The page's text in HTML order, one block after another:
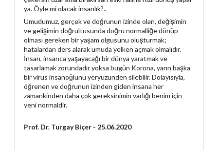
ya. Öyle mi olacak insanlık?..
Umudumuz, gerçek ve doğrunun izinde olan, değişimin
ve gelişimin doğrultusunda doğru normalliğe dönüp
olması gereken bir yaşam olgusunu oluşturmak;
hatalardan ders alarak umuda yelken açmak olmalıdır.
İnsan, insanca yaşayacağı bir dünya yaratmak ve
tasarlamak zorundadır yoksa bugün Korona, yarın başka
bir virüs insanoğlunu yeryüzünden silebilir. Dolayısıyla,
öğrenen ve doğrunun izinden giden insana her
zamankinden daha çok gereksinimin varlığı benim için
yeni normaldir.
Prof. Dr. Turgay Biçer - 25.06.2020